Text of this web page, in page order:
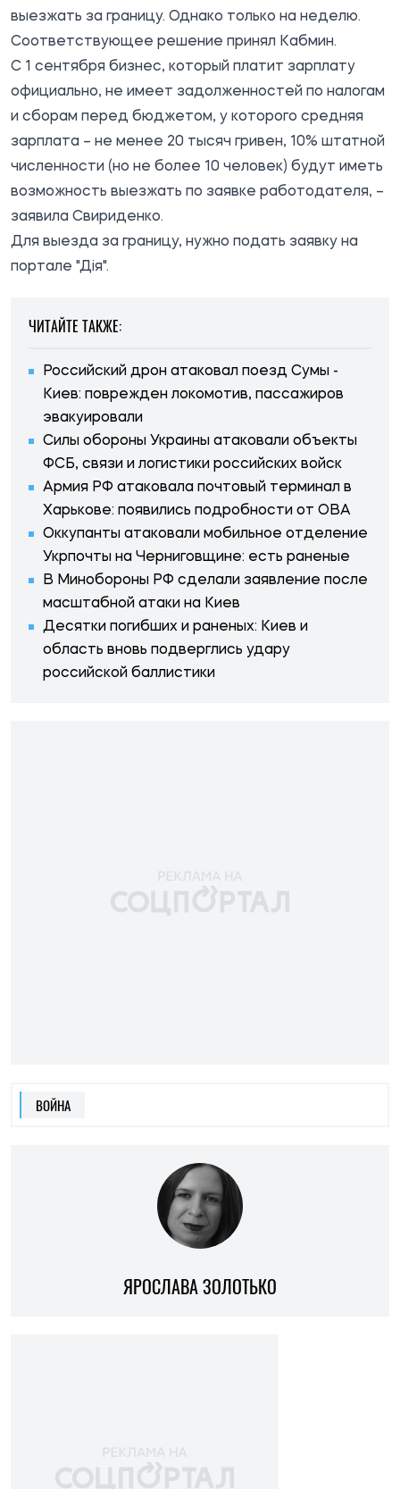
выезжать за границу. Однако только на неделю.
Соответствующее решение принял Кабмин.
С 1 сентября бизнес, который платит зарплату
официально, не имеет задолженностей по налогам
и сборам перед бюджетом, у которого средняя
зарплата – не менее 20 тысяч гривен, 10% штатной
численности (но не более 10 человек) будут иметь
возможность выезжать по заявке работодателя, –
заявила Свириденко.
Для выезда за границу, нужно подать заявку на
портале "Дія".
ЧИТАЙТЕ ТАКЖЕ:
Российский дрон атаковал поезд Сумы -
Киев: поврежден локомотив, пассажиров
эвакуировали
Силы обороны Украины атаковали объекты
ФСБ, связи и логистики российских войск
Армия РФ атаковала почтовый терминал в
Харькове: появились подробности от ОВА
Оккупанты атаковали мобильное отделение
Укрпочты на Черниговщине: есть раненые
В Минобороны РФ сделали заявление после
масштабной атаки на Киев
Десятки погибших и раненых: Киев и
область вновь подверглись удару
российской баллистики
ВОЙНА
ЯРОСЛАВА ЗОЛОТЬКО